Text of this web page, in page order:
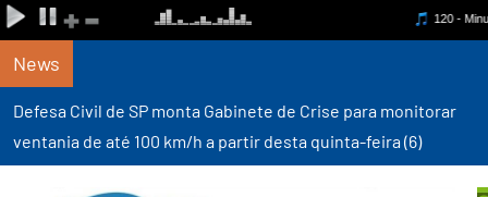
News
Defesa Civil de SP monta Gabinete de Crise para monitorar
ventania de até 100 km/h a partir desta quinta-feira (6)